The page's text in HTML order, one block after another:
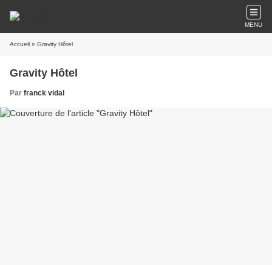
MENU
Accueil » Gravity Hôtel
Gravity Hôtel
Par franck vidal